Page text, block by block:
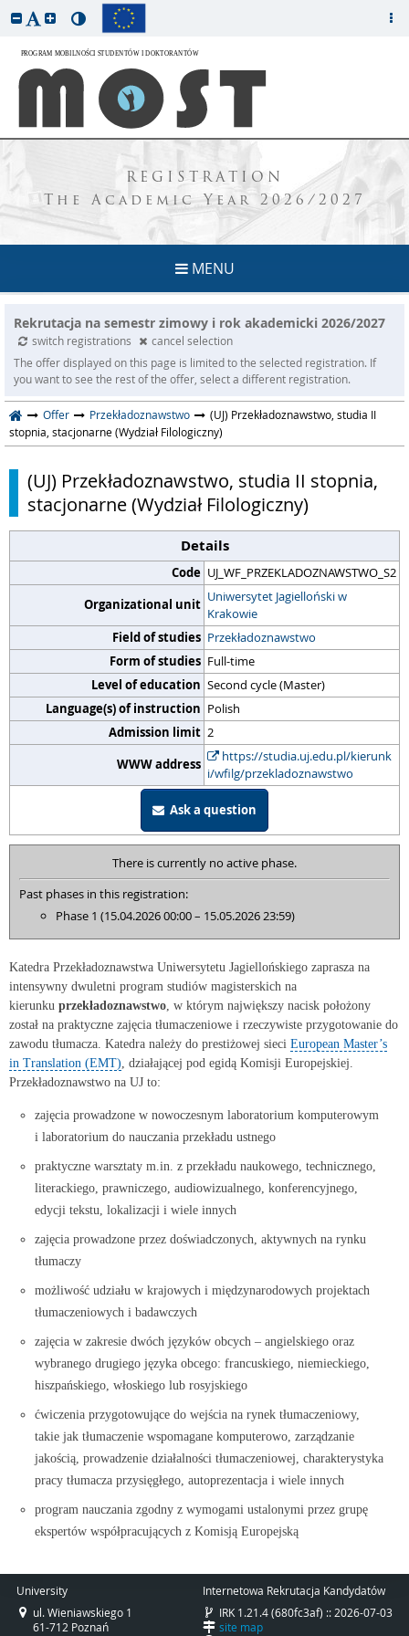
REGISTRATION
The Academic Year 2026/2027
MENU
Rekrutacja na semestr zimowy i rok akademicki 2026/2027
switch registrations
cancel selection
The offer displayed on this page is limited to the selected registration. If
you want to see the rest of the offer, select a different registration.
Offer Przekładoznawstwo
(UJ) Przekładoznawstwo, studia II
stopnia, stacjonarne (Wydział Filologiczny)
(UJ) Przekładoznawstwo, studia II stopnia,
stacjonarne (Wydział Filologiczny)
Details
Code UJ_WF_PRZEKLADOZNAWSTWO_S2
Organizational unit Uniwersytet Jagielloński w
Krakowie
Field of studies Przekładoznawstwo
Form of studies Full-time
Level of education Second cycle (Master)
Language(s) of instruction Polish
Admission limit 2
WWW address
https://studia.uj.edu.pl/kierunk
i/wfilg/przekladoznawstwo
Ask a question
There is currently no active phase.
Past phases in this registration:
Phase 1 (15.04.2026 00:00 – 15.05.2026 23:59)
Katedra Przekładoznawstwa Uniwersytetu Jagiellońskiego zaprasza na
intensywny dwuletni program studiów magisterskich na
kierunku przekładoznawstwo, w którym największy nacisk położony
został na praktyczne zajęcia tłumaczeniowe i rzeczywiste przygotowanie do
zawodu tłumacza. Katedra należy do prestiżowej sieci European Master’s
in Translation (EMT), działającej pod egidą Komisji Europejskiej.
Przekładoznawstwo na UJ to:
zajęcia prowadzone w nowoczesnym laboratorium komputerowym
i laboratorium do nauczania przekładu ustnego
praktyczne warsztaty m.in. z przekładu naukowego, technicznego,
literackiego, prawniczego, audiowizualnego, konferencyjnego,
edycji tekstu, lokalizacji i wiele innych
zajęcia prowadzone przez doświadczonych, aktywnych na rynku
tłumaczy
możliwość udziału w krajowych i międzynarodowych projektach
tłumaczeniowych i badawczych
zajęcia w zakresie dwóch języków obcych – angielskiego oraz
wybranego drugiego języka obcego: francuskiego, niemieckiego,
hiszpańskiego, włoskiego lub rosyjskiego
ćwiczenia przygotowujące do wejścia na rynek tłumaczeniowy,
takie jak tłumaczenie wspomagane komputerowo, zarządzanie
jakością, prowadzenie działalności tłumaczeniowej, charakterystyka
pracy tłumacza przysięgłego, autoprezentacja i wiele innych
program nauczania zgodny z wymogami ustalonymi przez grupę
ekspertów współpracujących z Komisją Europejską
University
ul. Wieniawskiego 1
61-712 Poznań
Internetowa Rekrutacja Kandydatów
IRK 1.21.4 (680fc3af) :: 2026-07-03
site map